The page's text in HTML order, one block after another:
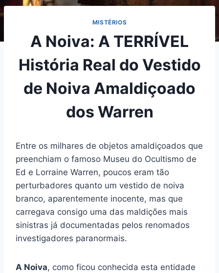
MISTÉRIOS
A Noiva: A TERRÍVEL
História Real do Vestido
de Noiva Amaldiçoado
dos Warren
Entre os milhares de objetos amaldiçoados que
preenchiam o famoso Museu do Ocultismo de
Ed e Lorraine Warren, poucos eram tão
perturbadores quanto um vestido de noiva
branco, aparentemente inocente, mas que
carregava consigo uma das maldições mais
sinistras já documentadas pelos renomados
investigadores paranormais.
A Noiva, como ficou conhecida esta entidade